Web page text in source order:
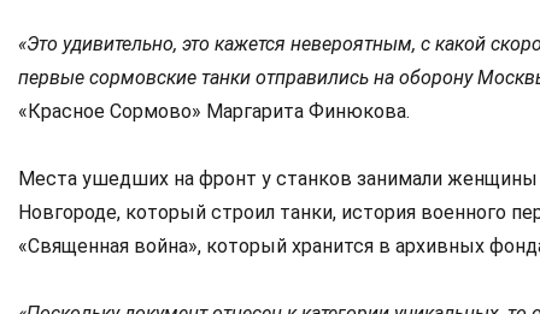
«Это удивительно, это кажется невероятным, с какой
первые сормовские танки отправились на оборону
«Красное Сормово» Маргарита Финюкова.
Места ушедших на фронт у станков занимали
Новгороде, который строил танки, история военного
«Священная война», который хранится в архивных